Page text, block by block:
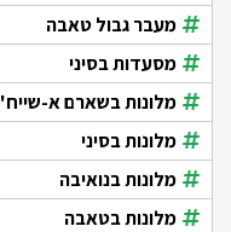
מעבר גבול טאבה
מסעדות בסיני
מלונות בשארם א-שייח'
מלונות בסיני
מלונות בנואיבה
מלונות בטאבה